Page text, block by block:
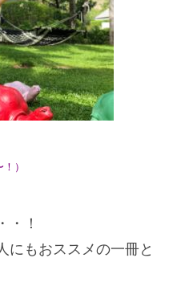
）
・！
にもおススメの一冊と